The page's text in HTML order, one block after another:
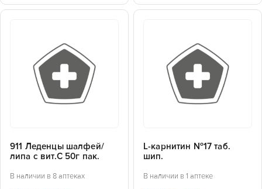
911 Леденцы шалфей/
липа с вит.С 50г пак.
В наличии в 8 аптеках
L-карнитин №17 таб.
шип.
В наличии в 1 аптеке